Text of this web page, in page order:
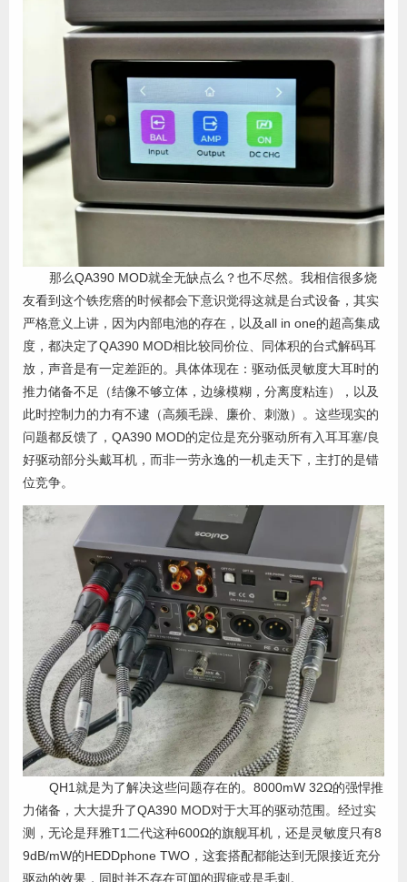
那么QA390 MOD就全无缺点么？也不尽然。我相信很多烧
友看到这个铁疙瘩的时候都会下意识觉得这就是台式设备，其实
严格意义上讲，因为内部电池的存在，以及all in one的超高集成
度，都决定了QA390 MOD相比较同价位、同体积的台式解码耳
放，声音是有一定差距的。具体体现在：驱动低灵敏度大耳时的
推力储备不足（结像不够立体，边缘模糊，分离度粘连），以及
此时控制力的力有不逮（高频毛躁、廉价、刺激）。这些现实的
问题都反馈了，QA390 MOD的定位是充分驱动所有入耳耳塞/良
好驱动部分头戴耳机，而非一劳永逸的一机走天下，主打的是错
位竞争。
QH1就是为了解决这些问题存在的。8000mW 32Ω的强悍推
力储备，大大提升了QA390 MOD对于大耳的驱动范围。经过实
测，无论是拜雅T1二代这种600Ω的旗舰耳机，还是灵敏度只有8
9dB/mW的HEDDphone TWO，这套搭配都能达到无限接近充分
驱动的效果，同时并不存在可闻的瑕疵或是毛刺。